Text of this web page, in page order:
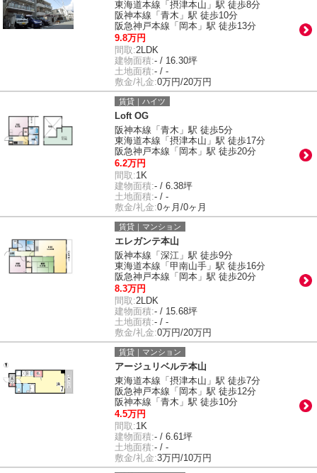
東海道本線「摂津本山」駅 徒歩8分
阪神本線「青木」駅 徒歩10分
阪急神戸本線「岡本」駅 徒歩13分
9.8万円
間取:2LDK
建物面積:- / 16.30坪
土地面積:- / -
敷金/礼金:0万円/20万円
賃貸｜ハイツ
Loft OG
阪神本線「青木」駅 徒歩5分
東海道本線「摂津本山」駅 徒歩17分
阪急神戸本線「岡本」駅 徒歩20分
6.2万円
間取:1K
建物面積:- / 6.38坪
土地面積:- / -
敷金/礼金:0ヶ月/0ヶ月
賃貸｜マンション
エレガンテ本山
阪神本線「深江」駅 徒歩9分
東海道本線「甲南山手」駅 徒歩16分
阪急神戸本線「岡本」駅 徒歩20分
8.3万円
間取:2LDK
建物面積:- / 15.68坪
土地面積:- / -
敷金/礼金:0万円/20万円
賃貸｜マンション
アージュリベルテ本山
東海道本線「摂津本山」駅 徒歩7分
阪急神戸本線「岡本」駅 徒歩12分
阪神本線「青木」駅 徒歩10分
4.5万円
間取:1K
建物面積:- / 6.61坪
土地面積:- / -
敷金/礼金:3万円/10万円